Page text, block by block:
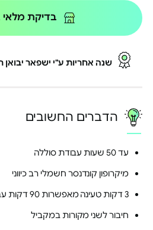
בצירוף בן/בת זוג
משותף נהנים מהחזר
*בתשלום בכרטיס אשראי
בסטטוס PRO² ובכפוף לתקנון PRO²
בדיקת מלאי
שנה אחריות ע"י ישפאר יבואן
הדברים החשובים
עד 50 שעות עבודת סוללה
מיקרופון קונדנסר חשמלי רב כיווני
3 דקות טעינה מאפשרות 90 דקות עבודה
חיבור לשני מקורות במקביל